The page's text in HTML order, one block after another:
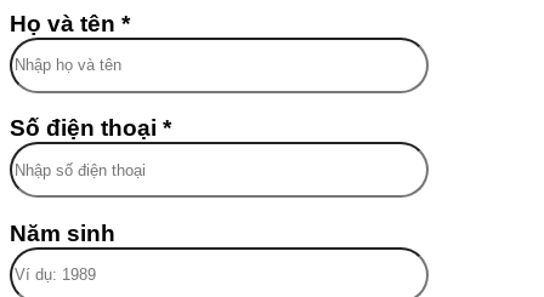
Họ và tên *
Số điện thoại *
Năm sinh